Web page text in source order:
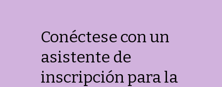
Conéctese con un
asistente de
inscripción para la